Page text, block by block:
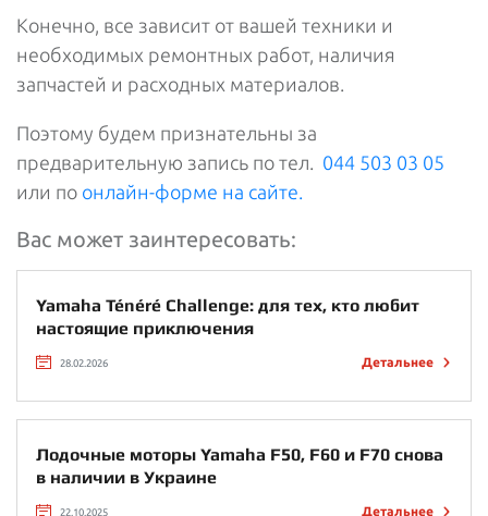
Конечно, все зависит от вашей техники и
необходимых ремонтных работ, наличия
запчастей и расходных материалов.
Поэтому будем признательны за
предварительную запись по тел. 044 503 03 05
или по онлайн-форме на сайте.
Вас может заинтересовать:
Yamaha Ténéré Challenge: для тех, кто любит
настоящие приключения
28.02.2026 Детальнее
Лодочные моторы Yamaha F50, F60 и F70 снова
в наличии в Украине
22.10.2025 Детальнее